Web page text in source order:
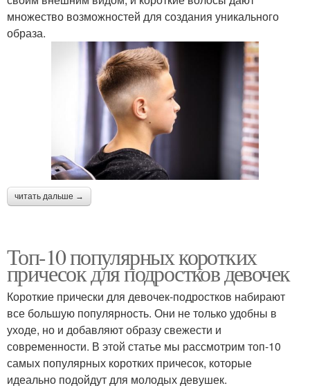
множество возможностей для создания уникального
образа.
читать дальше →
Топ-10 популярных коротких
причесок для подростков девочек
Короткие прически для девочек-подростков набирают
все большую популярность. Они не только удобны в
уходе, но и добавляют образу свежести и
современности. В этой статье мы рассмотрим топ-10
самых популярных коротких причесок, которые
идеально подойдут для молодых девушек.